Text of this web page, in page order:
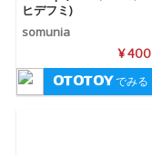
ヒデフミ)
somunia
¥ 400
でみる